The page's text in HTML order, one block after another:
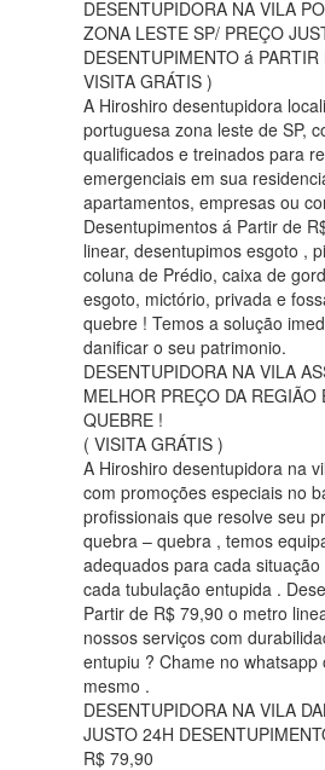
DESENTUPIDORA NA VILA
ZONA LESTE SP/ PREÇO
DESENTUPIMENTO á
VISITA GRÁTIS )
A Hiroshiro desentupidora
portuguesa zona leste de SP,
qualificados e treinados para
emergenciais em sua
apartamentos, empresas ou
Desentupimentos á Partir de
linear, desentupimos esgoto ,
coluna de Prédio, caixa de
esgoto, mictório, privada e
quebre ! Temos a solução
danificar o seu patrimonio.
DESENTUPIDORA NA VILA
MELHOR PREÇO DA REGIÃO
QUEBRE !
( VISITA GRÁTIS )
A Hiroshiro desentupidora na
com promoções especiais no
profissionais que resolve seu
quebra – quebra , temos
adequados para cada
cada tubulação entupida .
Partir de R$ 79,90 o metro
nossos serviços com
entupiu ? Chame no whatsapp
mesmo .
DESENTUPIDORA NA VILA
JUSTO 24H
R$ 79,90